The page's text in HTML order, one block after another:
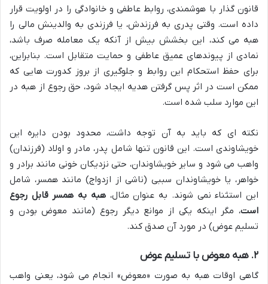
قانون گذار با هوشمندی، روابط عاطفی و خانوادگی را در اولویت قرار
داده است. وقتی پدری به فرزندش، یا فرزندی به والدینش مالی را
هبه می کند، این بخشش بیش از آنکه یک معامله صرف باشد،
نمادی از پیوندهای عمیق عاطفی و حمایت متقابل است. بنابراین،
برای حفظ استحکام این روابط و جلوگیری از بروز کدورت هایی که
ممکن است در اثر پس گرفتن هدیه ایجاد شود، حق رجوع از هبه در
این موارد سلب شده است.
نکته ای که باید به آن توجه داشت، محدود بودن دایره این
خویشاوندی است. این قانون تنها شامل پدر، مادر و اولاد (فرزندان)
واهب می شود و سایر خویشاوندان، حتی نزدیکان خونی مانند برادر و
خواهر، یا خویشاوندان سببی (ناشی از ازدواج) مانند همسر، شامل
این استثناء نمی شوند. به عنوان مثال،هبه به همسر قابل رجوع
است، مگر اینکه یکی از موانع دیگر رجوع (مانند معوض بودن و
تسلیم عوض) در مورد آن صدق کند.
۲. هبه معوض با تسلیم عوض
گاهی اوقات هبه به صورت «معوض» انجام می شود، یعنی واهب